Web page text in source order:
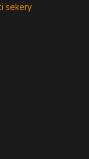
sekery